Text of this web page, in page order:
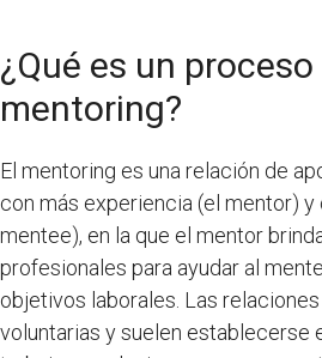
¿Qué es un proceso
mentoring?
El mentoring es una relación de
con más experiencia (el mentor) y
mentee), en la que el mentor
profesionales para ayudar al
objetivos laborales. Las
voluntarias y suelen establecerse